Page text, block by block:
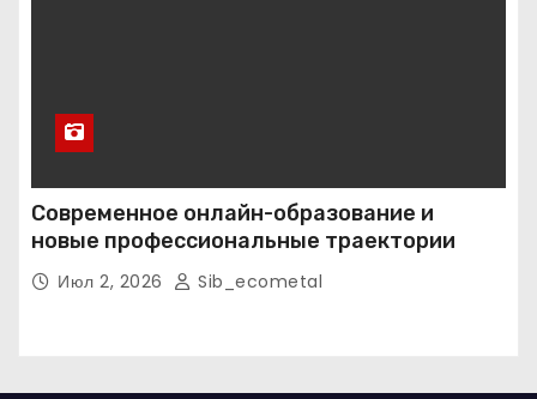
Современное онлайн-образование и
новые профессиональные траектории
Июл 2, 2026 Sib_ecometal